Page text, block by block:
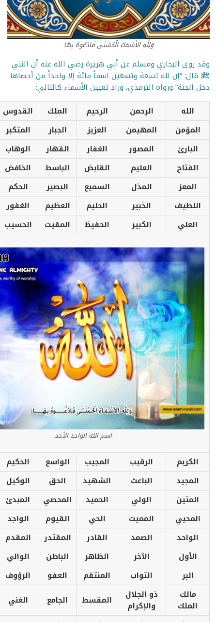
وَلِلَّهِ الأَسْمَاءُ الْحُسْنَى فَادْعُوهُ بِهَا
وقد روى البخاري ومسلم عن أبي هريرة رضي الله عنه أن النبي
ﷺ قال: “إن لله تسعة وتسعين اسماً مائة إلا واحداً من أحصاها
دخل الجنة” ورواه الترمذي، وزاد تعيين الأسماء كالتالي:
الله
الرحمن الرحيم الملك
القدوس
المؤمن
المهيمن العزيز الجبار
المتكبر
البارئ
المصور الغفار القهار
الوهاب
الفتاح
العليم القابض الباسط
الخافض
المعز
المذل السميع البصير
الحكم
اللطيف
الخبير الحليم العظيم
الغفور
العلي
الكبير الحفيظ المقيت الحسيب
اسم الله الواحد الأحد
الكريم الرقيب المجيب الواسع
الحكيم
المجيد
الباعث الشهيد الحق
الوكيل
المتين
الولي الحميد المحصي
المبدئ
المحيي
المميت الحي القيوم
الواجد
الواحد
الصمد القادر المقتدر
المقدم
الأول
الآخر الظاهر الباطن
الوالي
البر
التواب المنتقم العفو
الرؤوف
مالك
الملك
ذو الجلال
والإكرام
المقسط الجامع
الغني